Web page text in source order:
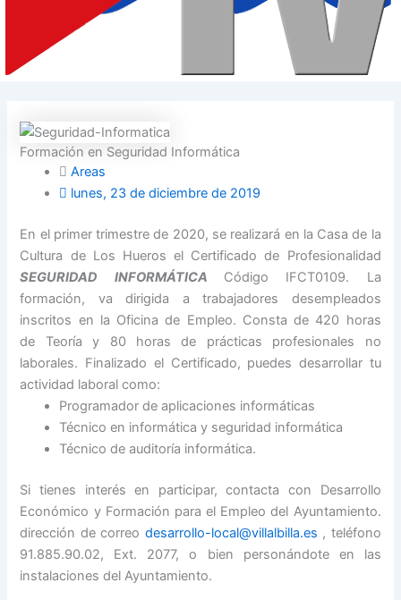
Formación en Seguridad Informática
Areas
lunes, 23 de diciembre de 2019
En el primer trimestre de 2020, se realizará en la Casa de la
Cultura de Los Hueros el Certificado de Profesionalidad
SEGURIDAD INFORMÁTICA Código IFCT0109. La
formación, va dirigida a trabajadores desempleados
inscritos en la Oficina de Empleo. Consta de 420 horas
de Teoría y 80 horas de prácticas profesionales no
laborales. Finalizado el Certificado, puedes desarrollar tu
actividad laboral como:
Programador de aplicaciones informáticas
Técnico en informática y seguridad informática
Técnico de auditoría informática.
Si tienes interés en participar, contacta con Desarrollo
Económico y Formación para el Empleo del Ayuntamiento.
dirección de correo desarrollo-local@villalbilla.es , teléfono
91.885.90.02, Ext. 2077, o bien personándote en las
instalaciones del Ayuntamiento.